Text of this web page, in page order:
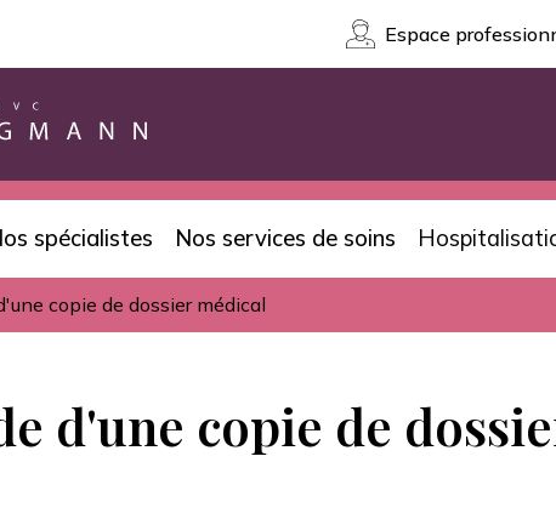
Espace
spécialistes Nos services de soins
copie de dossier médical
d'une copie de